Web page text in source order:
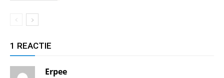
1 REACTIE
Erpee